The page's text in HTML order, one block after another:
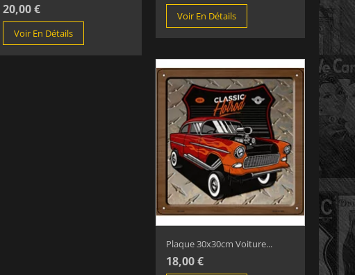
20,00 €
Voir En Détails
Voir En Détails
Plaque 30x30cm Voiture...
18,00 €